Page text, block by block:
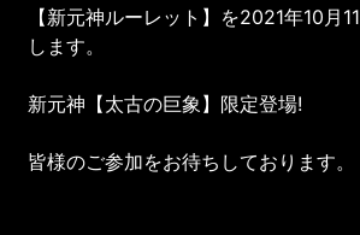
【新元神ルーレット】を2021年10月
します。
新元神【太古の巨象】限定登場!
皆様のご参加をお待ちしております。